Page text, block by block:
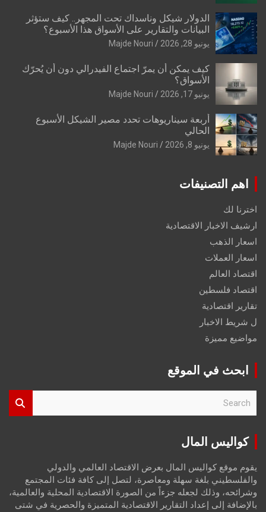
الدولار شيكل وناسداك تحت المجهر.. كيف ستؤثر
البيانات والتقارير على الأسواق هذا الأسبوع؟
يونيو 28, 2026 Majde Nouri
كيف يمكن أن يمرّ اجتماع الفيدرالي دون أن يُحرّك
الأسواق؟
يونيو 17, 2026 Majde Nouri
أربعة سيناريوهات تحدد مصير الشيكل الأسبوع
الحالي
يونيو 8, 2026 Majde Nouri
اهم التصنيفات
اخترنا لك
ارشيف الاخبار الاقتصادية
اسعار الذهب
اسعار العملات
اقتصاد العالم
اقتصاد فلسطين
تقارير اقتصادية
ل شريط الاخبار
مواضيع مميزة
ابحث في الموقع
r
كواليس المال
يقوم موقع كواليس المال بعرض الاقتصاد العالمي والدولي
والفلسطيني بلغة سهلة ومعاصرة، لتصل إلى كافة فئات المجتمع
وشرائحه، وذلك لجعله جزءاً من الصورة الاقتصادية المحلية والعالمية،
بالإضافة إلى إعداد التقارير الاقتصادية المتميزة والحصرية في شتى